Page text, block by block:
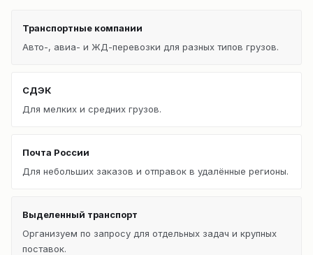
Транспортные компании
Авто-, авиа- и ЖД-перевозки для разных типов грузов.
СДЭК
Для мелких и средних грузов.
Почта России
Для небольших заказов и отправок в удалённые регионы.
Выделенный транспорт
Организуем по запросу для отдельных задач и крупных
поставок.